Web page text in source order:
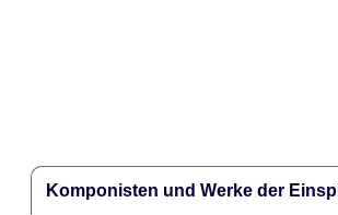
Komponisten und Werke der